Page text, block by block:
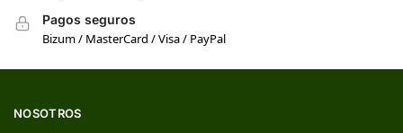
Pagos seguros
Bizum / MasterCard / Visa / PayPal
NOSOTROS